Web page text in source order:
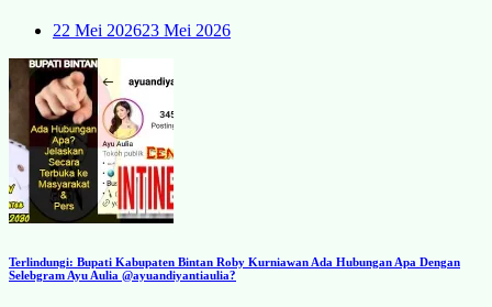
22 Mei 202623 Mei 2026
Terlindungi: Bupati Kabupaten Bintan Roby Kurniawan Ada Hubungan Apa Dengan
Selebgram Ayu Aulia @ayuandiyantiaulia?